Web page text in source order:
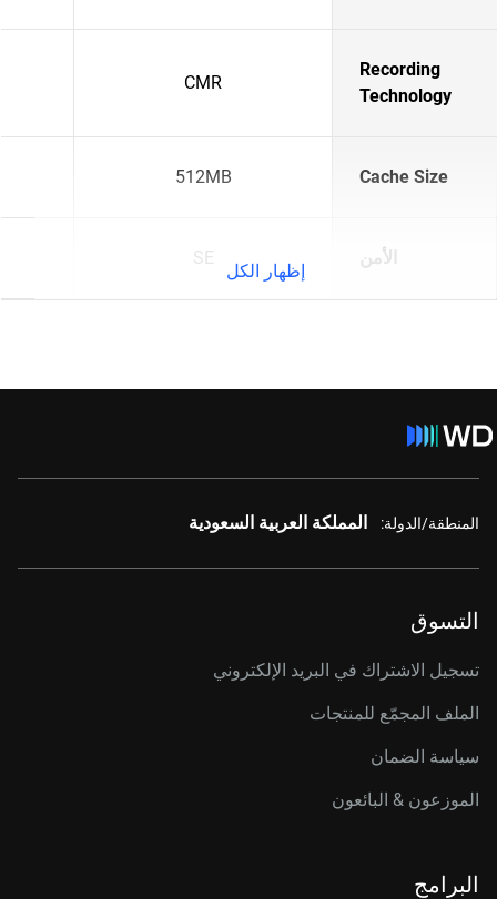
Recording
Technology
CMR
Cache Size
512MB
الأمن SE
إظهار الكل
المنطقة/الدولة: المملكة العربية السعودية
التسوق
تسجيل الاشتراك في البريد الإلكتروني
الملف المجمّع للمنتجات
سياسة الضمان
الموزعون & البائعون
البرامج